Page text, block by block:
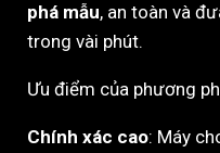
phá mẫu, an toàn và
trong vài phút.
Ưu điểm của phương
Chính xác cao: Máy